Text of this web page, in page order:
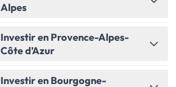
Toutes les villes→
Alpes
Investir en Provence-Alpes-
Côte d’Azur
Investir en Bourgogne-